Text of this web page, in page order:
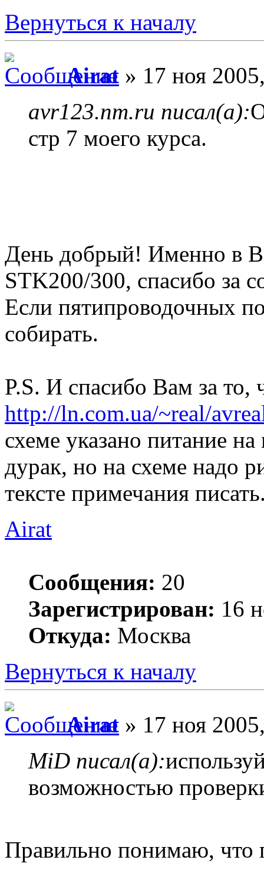
Вернуться к началу
Airat » 17 ноя
avr123.nm.ru писал(а):
стр 7 моего курса.
День добрый! Именно в
STK200/300, спасибо за
Если пятипроводочных
собирать.
P.S. И спасибо Вам за то,
http://ln.com.ua/~real/
схеме указано питание
дурак, но на схеме надо
тексте примечания
Airat
Сообщения: 20
Зарегистрирован: 16
Откуда: Москва
Вернуться к началу
Airat » 17 ноя
MiD писал(а):
возможностью
Правильно понимаю, что